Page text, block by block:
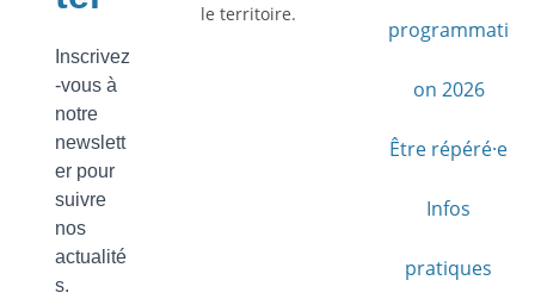
le territoire.
programmati
on 2026
Être répéré·e
Infos
pratiques